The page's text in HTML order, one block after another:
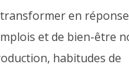
en
et de bien-être
habitudes de